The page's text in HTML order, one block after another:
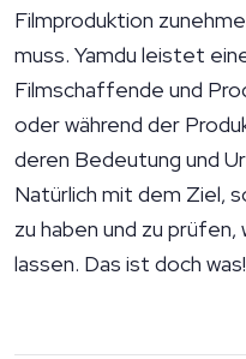
Filmproduktion
muss. Yamdu leistet
Filmschaffende und
oder während der
deren Bedeutung und
Natürlich mit dem Ziel,
zu haben und zu prüfen,
lassen. Das ist doch was!